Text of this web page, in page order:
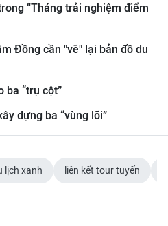
“Tháng trải nghiệm điểm
Đồng cần "vẽ" lại bản đồ du
ba “trụ cột”
dựng ba “vùng lõi”
lịch xanh liên kết tour tuyến